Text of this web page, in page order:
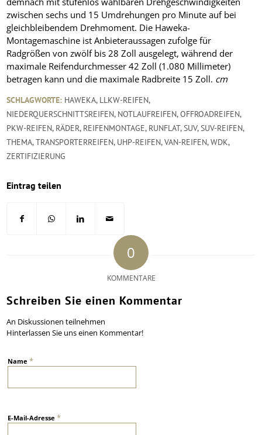
zwischen sechs und 15 Umdrehungen pro Minute auf bei
gleichbleibendem Drehmoment. Die Haweka-
Montagemaschine ist Anbieteraussagen zufolge für
Radgrößen von zwölf bis 28 Zoll ausgelegt, während der
maximale Reifendurchmesser 42 Zoll (1.080 Millimeter)
betragen kann und die maximale Radbreite 15 Zoll. cm
SCHLAGWORTE: HAWEKA, LLKW-REIFEN,
NIEDERQUERSCHNITTSREIFEN, NOTLAUFREIFEN,OFFROADREIFEN,
PKW-REIFEN, RÄDER, REIFENMONTAGE, RUNFLAT,SUV,SUV-REIFEN,
THEMA,TRANSPORTERREIFEN, UHP-REIFEN,VAN-REIFEN,WDK,
ZERTIFIZIERUNG
Eintrag teilen
0
KOMMENTARE
Schreiben Sie einen Kommentar
An Diskussionen teilnehmen
Hinterlassen Sie uns einen Kommentar!
Name*
E-Mail-Adresse*